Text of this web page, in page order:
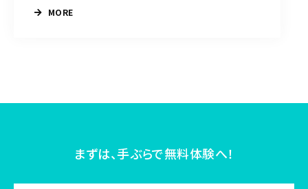
MORE
まずは、手ぶらで無料体験へ！